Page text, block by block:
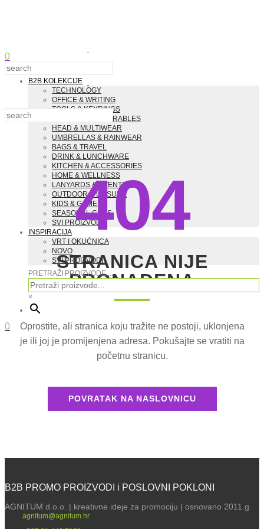
0
B2B KOLEKCIJE
TECHNOLOGY
OFFICE & WRITING
TOOLS & KEYRINGS
CLOTHING & WEARABLES
HEAD & MULTIWEAR
UMBRELLAS & RAINWEAR
BAGS & TRAVEL
DRINK & LUNCHWARE
KITCHEN & ACCESSORIES
HOME & WELLNESS
LANYARDS & EVENTS
OUTDOOR & LEISURE
KIDS & GAMES
SEASONAL GIFTS
SVI PROIZVODI
INSPIRACIJA
VRT I OKUĆNICA
NOVO
SVI PROIZVODI
PRETRAŽI PROIZVODE...
×
0
404
STRANICA NIJE
PRONAĐENA
Oprostite, ali stranica koju tražite ne postoji, uklonjena
je ili joj je promijenjena adresa. Pokušajte se vratiti na
početnu stranicu.
POVRATAK NA NASLOVNICU
B2B PROMO PROIZVODI i POSLOVNI POKLONI
AGNITUM d.o.o. | kreativne ideje za promociju | osnovano 2011.g.
agnitum@agnitum.hr